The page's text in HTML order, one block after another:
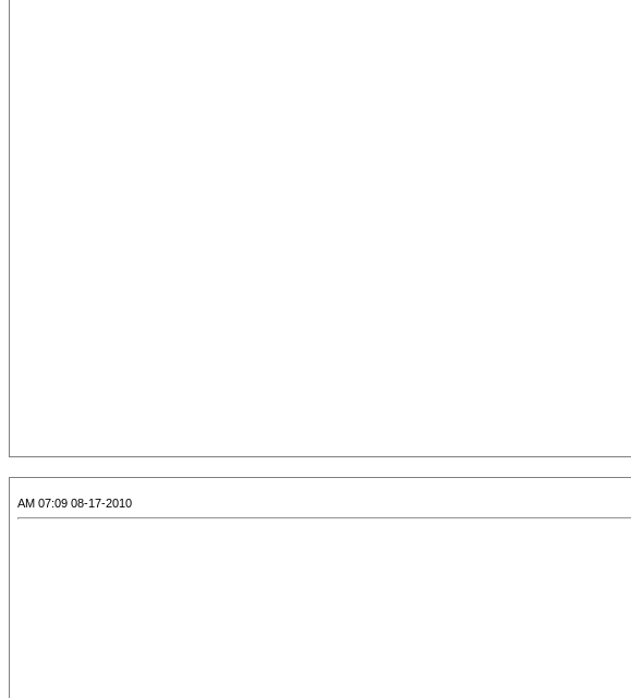
08-17-2010 07:09 AM